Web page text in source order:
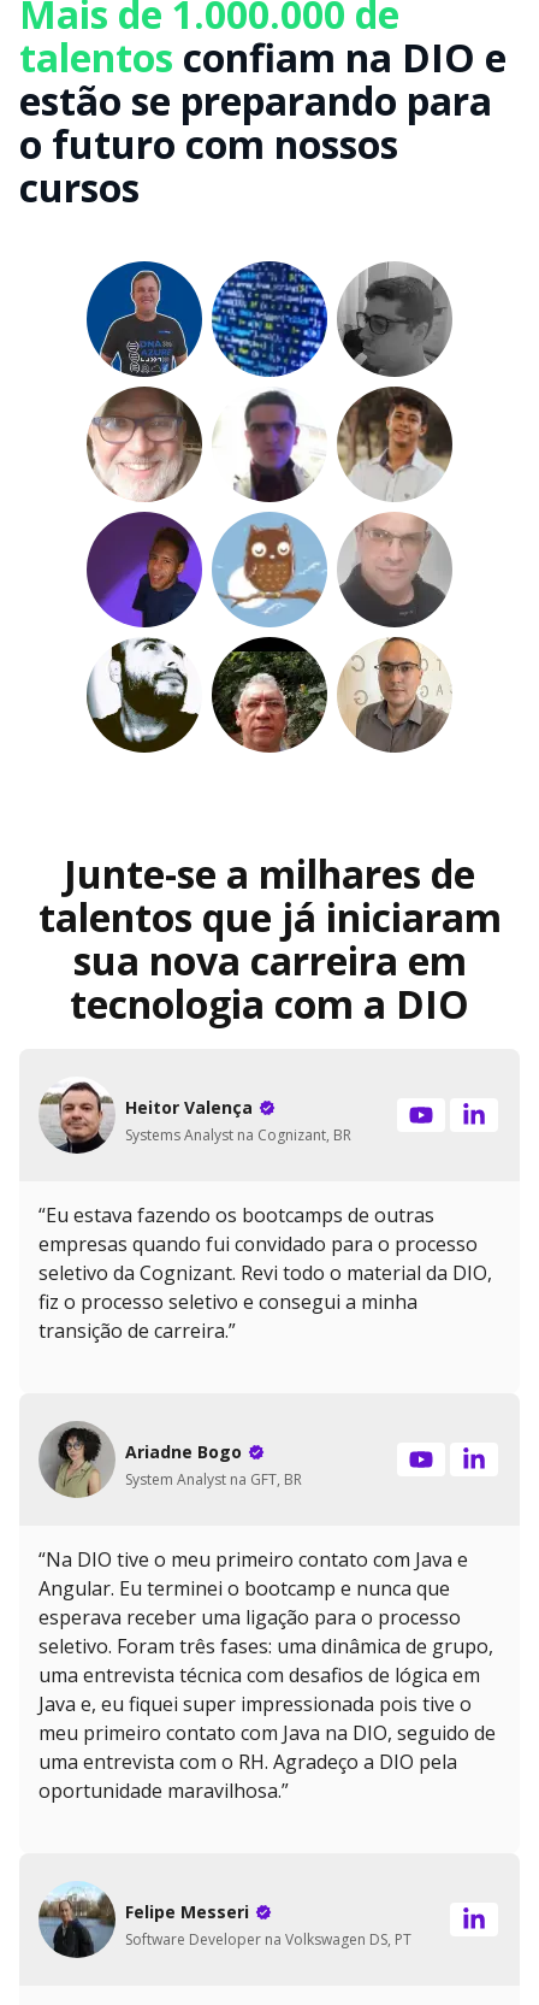
Mais de 1.000.000 de
talentos confiam na DIO e
estão se preparando para
o futuro com nossos
cursos
Junte-se a milhares de
talentos que já iniciaram
sua nova carreira em
tecnologia com a DIO
Heitor Valença
Systems Analyst na Cognizant, BR
“Eu estava fazendo os bootcamps de outras
empresas quando fui convidado para o processo
seletivo da Cognizant. Revi todo o material da DIO,
fiz o processo seletivo e consegui a minha
transição de carreira.”
Ariadne Bogo
System Analyst na GFT, BR
“Na DIO tive o meu primeiro contato com Java e
Angular. Eu terminei o bootcamp e nunca que
esperava receber uma ligação para o processo
seletivo. Foram três fases: uma dinâmica de grupo,
uma entrevista técnica com desafios de lógica em
Java e, eu fiquei super impressionada pois tive o
meu primeiro contato com Java na DIO, seguido de
uma entrevista com o RH. Agradeço a DIO pela
oportunidade maravilhosa.”
Felipe Messeri
Software Developer na Volkswagen DS, PT